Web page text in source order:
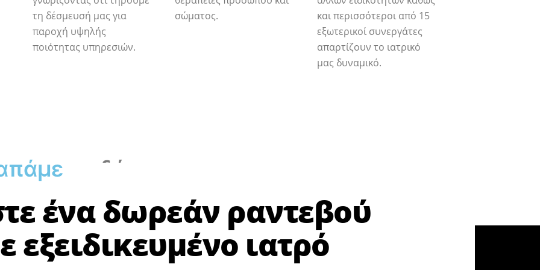
τη δέσμευσή μας για
παροχή υψηλής
ποιότητας υπηρεσιών.
σώματος.
και περισσότεροι από 15
εξωτερικοί συνεργάτες
απαρτίζουν το ιατρικό
μας δυναμικό.
πάμε δέρμα
ένα δωρεάν ραντεβού
ιατρό